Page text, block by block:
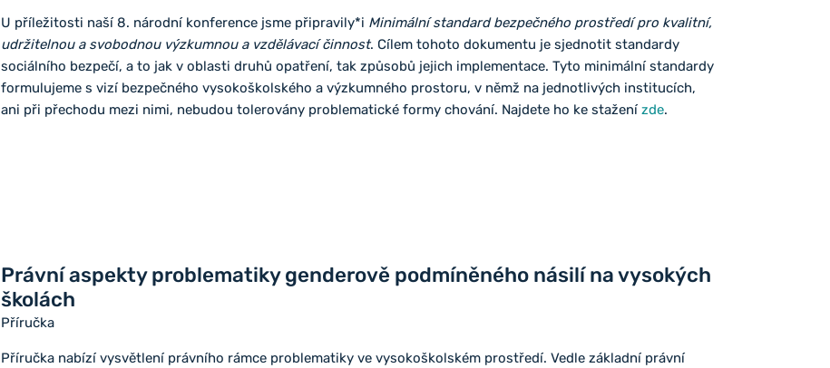
U příležitosti naší 8. národní konference jsme připravily*i Minimální standard bezpečného prostředí pro kvalitní,
udržitelnou a svobodnou výzkumnou a vzdělávací činnost. Cílem tohoto dokumentu je sjednotit standardy
sociálního bezpečí, a to jak v oblasti druhů opatření, tak způsobů jejich implementace. Tyto minimální standardy
formulujeme s vizí bezpečného vysokoškolského a výzkumného prostoru, v němž na jednotlivých institucích,
ani při přechodu mezi nimi, nebudou tolerovány problematické formy chování. Najdete ho ke staženízde.
Právní aspekty problematiky genderově podmíněného násilí na vysokých
školách
Příručka
Příručka nabízí vysvětlení právního rámce problematiky ve vysokoškolském prostředí. Vedle základní právní